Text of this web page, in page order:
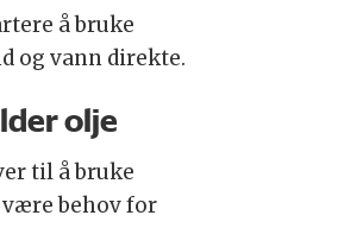
å bruke
og vann direkte.
olje
til å bruke
behov for